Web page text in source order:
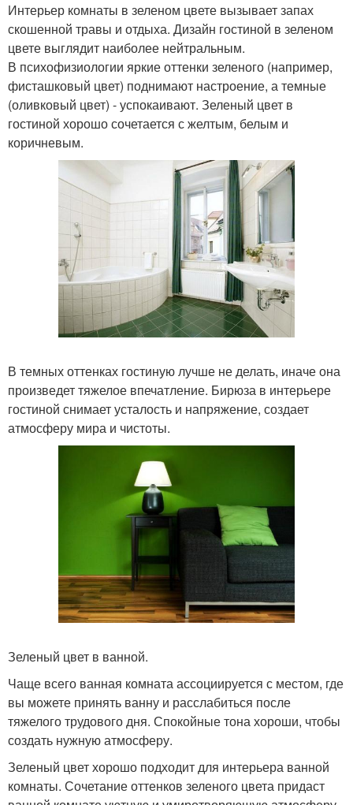
Интерьер комнаты в зеленом цвете вызывает запах
скошенной травы и отдыха. Дизайн гостиной в зеленом
цвете выглядит наиболее нейтральным.
В психофизиологии яркие оттенки зеленого (например,
фисташковый цвет) поднимают настроение, а темные
(оливковый цвет) - успокаивают. Зеленый цвет в
гостиной хорошо сочетается с желтым, белым и
коричневым.
В темных оттенках гостиную лучше не делать, иначе она
произведет тяжелое впечатление. Бирюза в интерьере
гостиной снимает усталость и напряжение, создает
атмосферу мира и чистоты.
Зеленый цвет в ванной.
Чаще всего ванная комната ассоциируется с местом, где
вы можете принять ванну и расслабиться после
тяжелого трудового дня. Спокойные тона хороши, чтобы
создать нужную атмосферу.
Зеленый цвет хорошо подходит для интерьера ванной
комнаты. Сочетание оттенков зеленого цвета придаст